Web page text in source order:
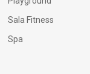
Sala Fitness
Spa